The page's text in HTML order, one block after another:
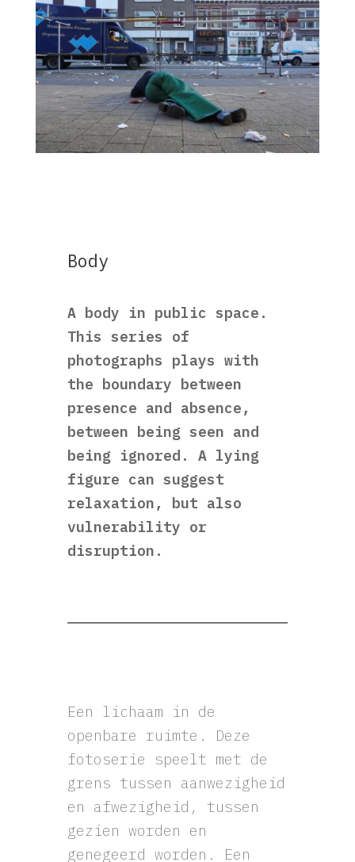
Body
A body in public space.
This series of
photographs plays with
the boundary between
presence and absence,
between being seen and
being ignored. A lying
figure can suggest
relaxation, but also
vulnerability or
disruption.
Een lichaam in de
openbare ruimte. Deze
fotoserie speelt met de
grens tussen aanwezigheid
en afwezigheid, tussen
gezien worden en
genegeerd worden. Een